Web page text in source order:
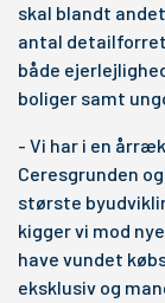
skal blandt
antal
både
boliger samt
- Vi har i en
Ceresgrunden
største
kigger vi mod
have vundet
eksklusiv og